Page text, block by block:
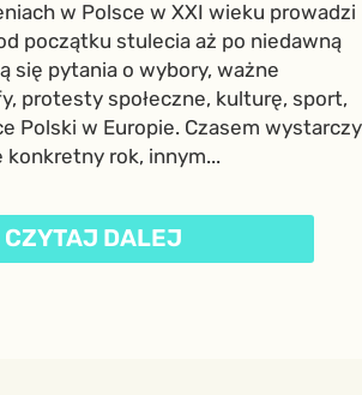
w Polsce w XXI wieku prowadzi
początku stulecia aż po niedawną
się pytania o wybory, ważne
protesty społeczne, kulturę, sport,
Polski w Europie. Czasem wystarczy
rok, innym...
CZYTAJ DALEJ